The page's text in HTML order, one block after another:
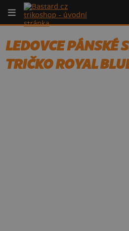
LEDOVCE PÁNSKÉ
TRIČKO ROYAL